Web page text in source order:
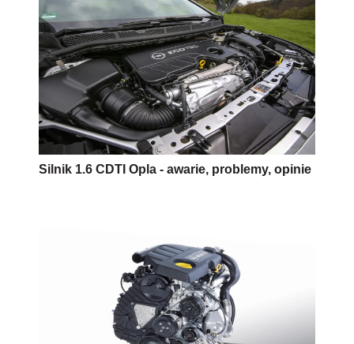
Silnik 1.6 CDTI Opla - awarie, problemy, opinie